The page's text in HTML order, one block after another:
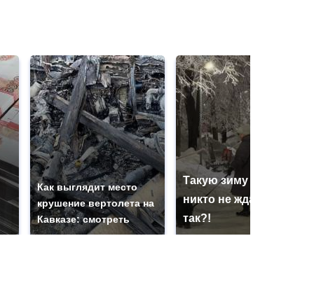
Как выглядит место
крушение вертолета на
Кавказе: смотреть
Такую зиму в России
никто не ждал: как
так?!